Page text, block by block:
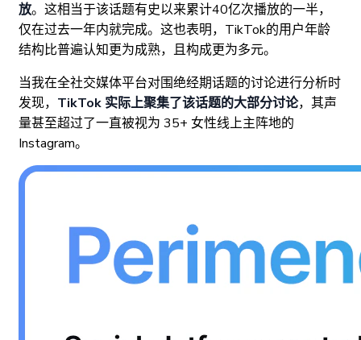
放。这相当于该话题有史以来累计40亿次播放的一半，
仅在过去一年内就完成。这也表明，TikTok的用户年龄
结构比普遍认知更为成熟，且构成更为多元。
当我在全社交媒体平台对围绝经期话题的讨论进行分析时
发现， TikTok 实际上聚集了该话题的大部分讨论，其声
量甚至超过了一直被视为 35+ 女性线上主阵地的
Instagram。